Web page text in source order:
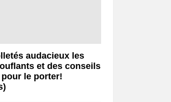
audacieux les
et des conseils
le porter!